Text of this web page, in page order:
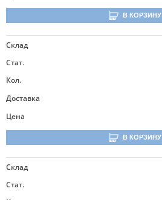
В КОРЗИНУ
Склад
Стат.
Кол.
Доставка
Цена
В КОРЗИНУ
Склад
Стат.